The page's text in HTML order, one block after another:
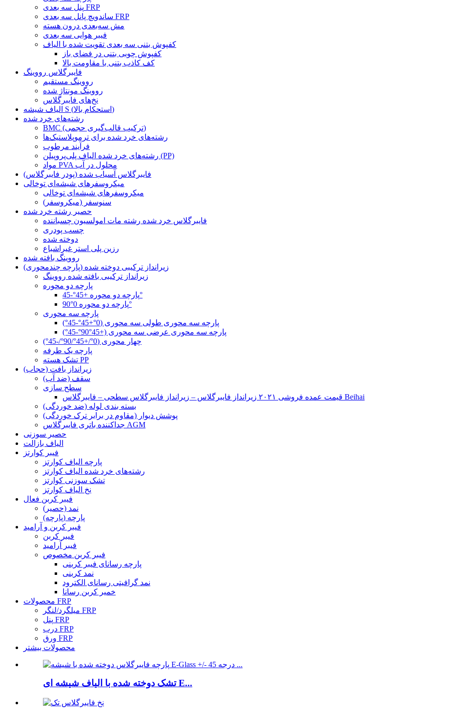
پنل سه بعدی FRP
ساندویچ پانل سه بعدی FRP
مش سه‌بعدی درون هسته
فیبر هوایی سه بعدی
کفپوش بتنی سه بعدی تقویت شده با الیاف
کفپوش چوبی بتنی در فضای باز
کف کاذب بتنی با مقاومت بالا
فایبرگلاس رووینگ
رووینگ مستقیم
رووینگ مونتاژ شده
نخ‌های فایبرگلاس
الیاف شیشه S (استحکام بالا)
رشته‌های خرد شده
BMC (ترکیب قالب‌گیری حجمی)
رشته‌های خرد شده برای ترموپلاستیک‌ها
فرآیند مرطوب
رشته‌های خرد شده الیاف پلی‌پروپیلن (PP)
مواد PVA محلول در آب
فایبرگلاس آسیاب شده (پودر فایبرگلاس)
میکروسفرهای شیشه‌ای توخالی
میکروسفرهای شیشه‌ای توخالی
سنوسفر (میکروسفر)
حصیر رشته خرد شده
فایبرگلاس خرد شده رشته مات امولسیون چسباننده
چسب پودری
دوخته شده
رزین پلی استر غیراشباع
رووینگ بافته شده
زیرانداز ترکیبی دوخته شده (پارچه چندمحوری)
زیرانداز ترکیبی بافته شده رووینگ
پارچه دو محوره
پارچه دو محوره +45°-45°
پارچه دو محوره 0°90°
پارچه سه محوری
پارچه سه محوری طولی سه محوری (0°+45°-45°)
پارچه سه محوری عرضی سه محوری (+45°90°-45°)
چهار محوری (0°/+45°/90°/-45°)
پارچه یک طرفه
تشک هسته PP
زیرانداز بافت (حجاب)
سقف (ضد آب)
سطح سازی
قیمت عمده فروشی ۲۰۲۱ زیرانداز فایبرگلاس – زیرانداز فایبرگلاس سطحی – فایبرگلاس Beihai
بسته بندی لوله (ضد خوردگی)
پوشش دیوار (مقاوم در برابر ترک خوردگی)
جداکننده باتری فایبرگلاس AGM
حصیر سوزنی
الیاف بازالت
فیبر کوارتز
پارچه الیاف کوارتز
رشته‌های خرد شده الیاف کوارتز
تشک سوزنی کوارتز
نخ الیاف کوارتز
فیبر کربن فعال
نمد (حصیر)
پارچه (پارچه)
فیبر کربن و آرامید
فیبر کربن
فیبر آرامید
فیبر کربن مخصوص
پارچه رسانای فیبر کربنی
نمد کربنی
نمد گرافیتی رسانای الکترود
خمیر کربن رسانا
محصولات FRP
میلگرد/لنگر FRP
پنل FRP
درب FRP
ورق FRP
محصولات بیشتر
تشک دوخته شده با الیاف شیشه ای E...